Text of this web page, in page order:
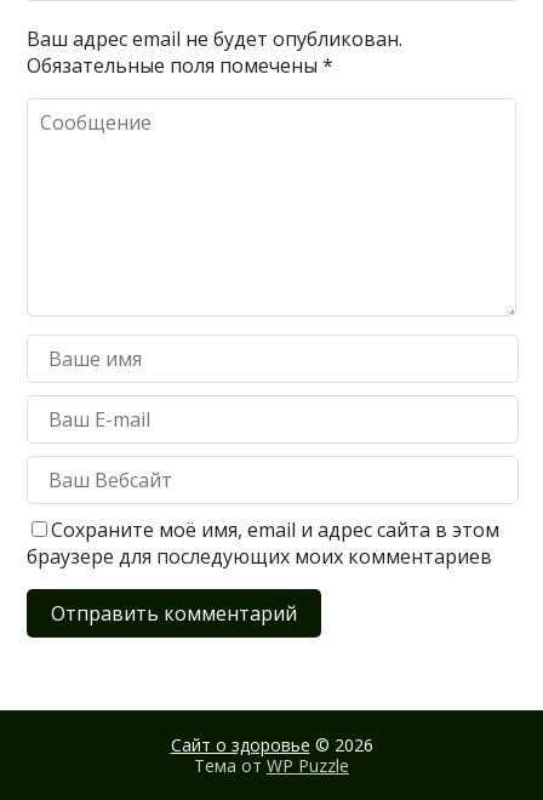
Ваш адрес email не будет опубликован.
Обязательные поля помечены*
Сохраните моё имя, email и адрес сайта в этом
браузере для последующих моих комментариев
Сайт о здоровье © 2026
Тема от WP Puzzle